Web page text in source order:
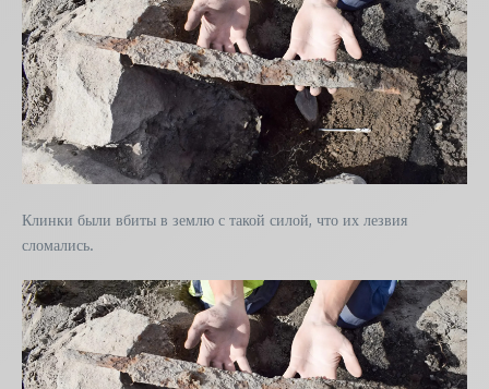
Клинки были вбиты в землю с такой силой, что их лезвия
сломались.